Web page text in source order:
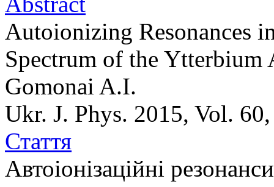
Autoionizing Resonances
Spectrum of the Ytterbium
Gomonai A.I.
Ukr. J. Phys. 2015, Vol.
Стаття
Автоіонізаційні